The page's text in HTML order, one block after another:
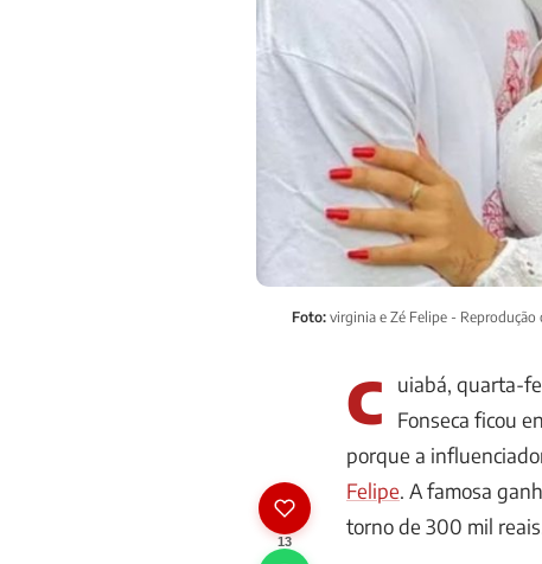
Foto: virginia e Zé Felipe - Reprodução
13
C
uiabá, quarta-
Fonseca ficou
porque a
Felipe. A famosa
torno de 300 mil